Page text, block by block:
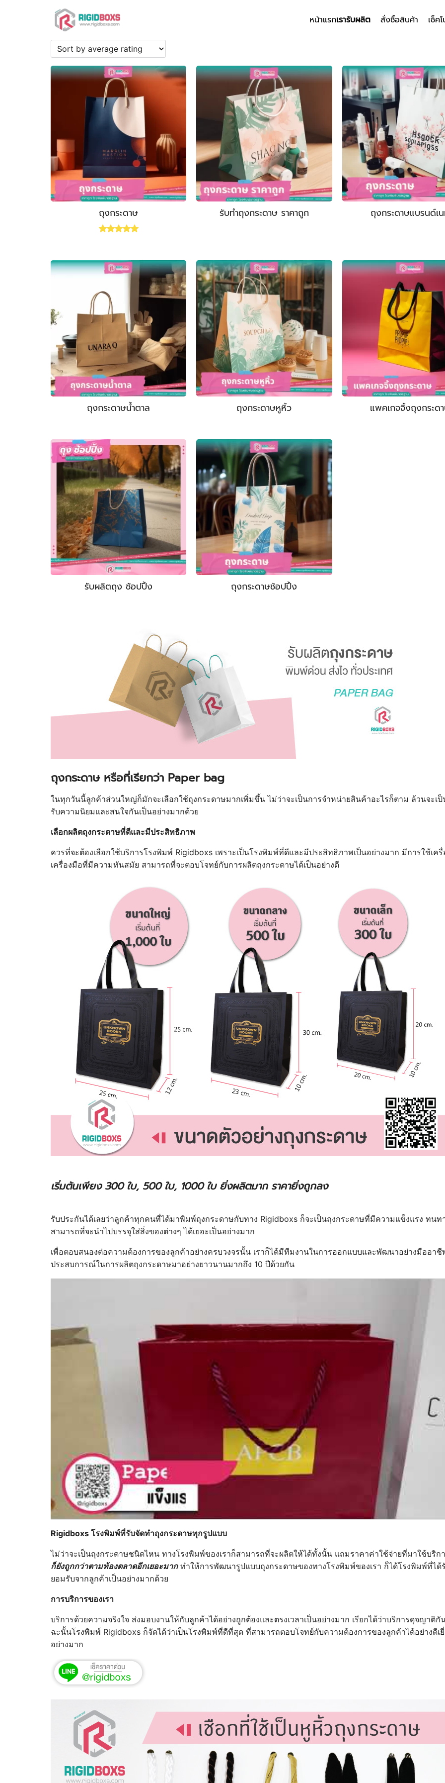
หน้าแรกเรารับผลิต สั่งซื้อสินค้า เช็ค
ถุงกระดาษ
Rated5.00
รับทําถุงกระดาษ ราคาถูก ถุงกระดาษแบรนด์เ
ถุงกระดาษน้ำตาล ถุงกระดาษหูหิ้ว แพคเกจจิ้งถุงกระด
รับผลิตถุง ช้อปปิ้ง ถุงกระดาษช้อปปิ้ง
ถุงกระดาษ หรือที่เรียกว่า Paper bag
ในทุกวันนี้ลูกค้าส่วนใหญ่ก็มักจะเลือกใช้ถุงกระดาษมากเพิ่มขึ้น ไม่ว่าจะเป็นการจำหน่ายสินค้าอะไรก็ตาม ล้วนจะเป็
รับความนิยมและสนใจกันเป็นอย่างมากด้วย
เลือกผลิตถุงกระดาษที่ดีและมีประสิทธิภาพ
ควรที่จะต้องเลือกใช้บริการโรงพิมพ์ Rigidboxs เพราะเป็นโรงพิมพ์ที่ดีและมีประสิทธิภาพเป็นอย่างมาก มีการใช้เครื่
เครื่องมือที่มีความทันสมัย สามารถที่จะตอบโจทย์กับการผลิตถุงกระดาษได้เป็นอย่างดี
เริ่มต้นเพียง 300 ใบ, 500 ใบ, 1000 ใบ ยิ่งผลิตมาก ราคายิ่งถูกลง
รับประกันได้เลยว่าลูกค้าทุกคนที่ได้มาพิมพ์ถุงกระดาษกับทาง Rigidboxs ก็จะเป็นถุงกระดาษที่มีความแข็งแรง ทนท
สามารถที่จะนำไปบรรจุใส่สิ่งของต่างๆ ได้เยอะเป็นอย่างมาก
เพื่อตอบสนองต่อความต้องการของลูกค้าอย่างครบวงจรนั้น เราก็ได้มีทีมงานในการออกแบบและพัฒนาอย่างมืออา
ประสบการณ์ในการผลิตถุงกระดาษมาอย่างยาวนานมากถึง 10 ปีด้วยกัน
Rigidboxs โรงพิมพ์ที่รับจัดทำถุงกระดาษทุกรูปแบบ
ไม่ว่าจะเป็นถุงกระดาษชนิดไหน ทางโรงพิมพ์ของเราก็สามารถที่จะผลิตให้ได้ทั้งนั้น แถมราคาค่าใช้จ่ายที่มาใช้บริกา
ก็ยังถูกกว่าตามท้องตลาดอีกเยอะมากทำให้การพัฒนารูปแบบถุงกระดาษของทางโรงพิมพ์ของเรา ก็ได้โรงพิมพ์ที่ได้
ยอมรับจากลูกค้าเป็นอย่างมากด้วย
การบริการของเรา
บริการด้วยความจริงใจ ส่งมอบงานให้กับลูกค้าได้อย่างถูกต้องและตรงเวลาเป็นอย่างมาก เรียกได้ว่าบริการดุจญาติกั
ฉะนั้นโรงพิมพ์ Rigidboxs ก็จัดได้ว่าเป็นโรงพิมพ์ที่ดีที่สุด ที่สามารถตอบโจทย์กับความต้องการของลูกค้าได้อย่างดีเ
อย่างมาก